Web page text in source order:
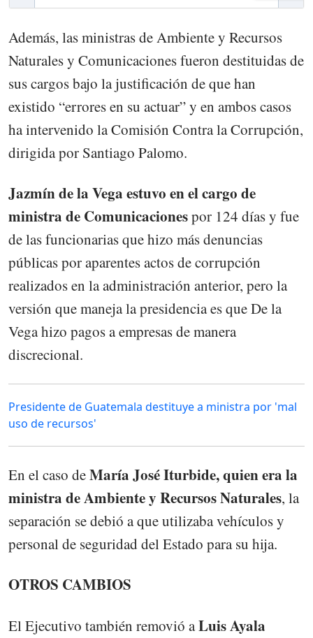
Además, las ministras de Ambiente y Recursos
Naturales y Comunicaciones fueron destituidas de
sus cargos bajo la justificación de que han
existido “errores en su actuar” y en ambos casos
ha intervenido la Comisión Contra la Corrupción,
dirigida por Santiago Palomo.
Jazmín de la Vega estuvo en el cargo de
ministra de Comunicacionespor 124 días y fue
de las funcionarias que hizo más denuncias
públicas por aparentes actos de corrupción
realizados en la administración anterior, pero la
versión que maneja la presidencia es que De la
Vega hizo pagos a empresas de manera
discrecional.
Presidente de Guatemala destituye a ministra por 'mal
uso de recursos'
En el caso deMaría José Iturbide, quien era la
ministra de Ambiente y Recursos Naturales, la
separación se debió a que utilizaba vehículos y
personal de seguridad del Estado para su hija.
OTROS CAMBIOS
El Ejecutivo también removió aLuis Ayala